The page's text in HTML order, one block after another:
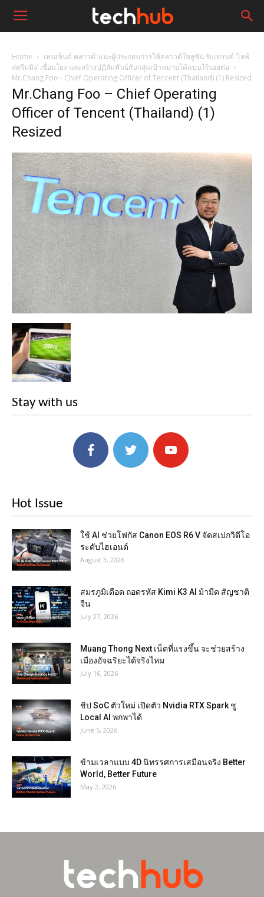
Home
เทนเซ็นต์ คลาวด์’ แนะผู้ประกอบการใช้คลาวด์โซลูชัน รับเทรนด์ ‘ไลฟ์
สตรีมมิง’ เชื่อมโยง และสร้างปฏิสัมพันธ์กับกลุ่มเป้าหมายได้แบบไร้รอยต่อ
Mr.Chang Foo - Chief Operating Officer of Tencent (Thailand) (1) Resized
Mr.Chang Foo – Chief Operating
Officer of Tencent (Thailand) (1)
Resized
Stay with us
Hot Issue
ใช้ AI ช่วยโฟกัส Canon EOS R6 V จัดสเปกวิดีโอ
ระดับไฮเอนด์
August 3, 2026
สมรภูมิเดือด ถอดรหัส Kimi K3 AI ม้ามืด สัญชาติ
จีน
July 27, 2026
Muang Thong Next เน็ตที่แรงขึ้น จะช่วยสร้าง
เมืองอัจฉริยะได้จริงไหม
July 16, 2026
ชิป SoC ตัวใหม่ เปิดตัว Nvidia RTX Spark ชู
Local AI พกพาได้
June 5, 2026
ข้ามเวลาแบบ 4D นิทรรศการเสมือนจริง Better
World, Better Future
May 2, 2026